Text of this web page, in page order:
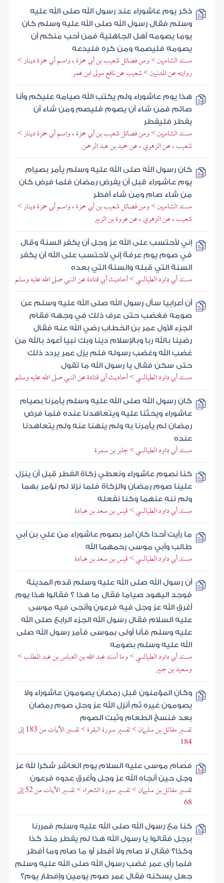
ذكر يوم عاشوراء عند رسول الله صلى الله عليه
وسلم فقال رسول الله صلى الله عليه وسلم كان
يوما يصومه أهل الجاهلية فمن أحب منكم أن
يصومه فليصمه ومن كره فليدعه
مسند الشاميين > ومن فضائل شعيب بن أبي حمزة ، واسم أبي حمزة دينار >
روايته عن المدنيين > شعيب عن نافع مولى ابن عمر
هذا يوم عاشوراء ولم يكتب الله صيامه عليكم وأنا
صائم فمن شاء أن يصوم فليصم ومن شاء أن
يفطر فليفطر
مسند الشاميين > ومن فضائل شعيب بن أبي حمزة ، واسم أبي حمزة دينار >
شعيب ، عن الزهري ، عن حميد بن عبد الرحمن
كان رسول الله صلى الله عليه وسلم يأمر بصيام
يوم عاشوراء قبل أن يفرض رمضان فلما فرض كان
من شاء صام ومن شاء أفطر
مسند الشاميين > ومن فضائل شعيب بن أبي حمزة ، واسم أبي حمزة دينار >
شعيب ، عن الزهري ، عن عروة بن الزبير
إني لأحتسب على الله عز وجل أن يكفر السنة وقال
في صوم يوم عرفة إني لأحتسب على الله أن يكفر
السنة التي قبله والسنة التي بعده
مسند أبي داود الطيالسي > أحاديث أبي قتادة عن النبي صلى الله عليه وسلم
أن أعرابيا سأل رسول الله صلى الله عليه وسلم عن
صومه فغضب حتى عرف ذلك في وجهه فقام
الجزء الأول عمر بن الخطاب رضي الله عنه فقال
رضينا بالله ربا وبالإسلام دينا وبك نبيا أعوذ بالله من
غضب الله وغضب رسوله فلم يزل عمر يردد ذلك
حتى سكن فقال يا رسول الله ما تقول
مسند أبي داود الطيالسي > أحاديث أبي قتادة عن النبي صلى الله عليه وسلم
كان رسول الله صلى الله عليه وسلم يأمرنا بصيام
عاشوراء ويحثنا عليه ويتعاهدنا عنده فلما فرض
رمضان لم يأمرنا به ولم ينهنا عنه ولم يتعاهدنا
عنده
مسند أبي داود الطيالسي > جابر بن سمرة
كنا نصوم عاشوراء ونعطي زكاة الفطر قبل أن ينزل
علينا صوم رمضان والزكاة فلما نزلا لم نؤمر بهما
ولم ننه عنهما وكنا نفعله
مسند أبي داود الطيالسي > قيس بن سعد بن عبادة
ما رأيت أحدا كان آمر بصوم عاشوراء من علي بن أبي
طالب وأبي موسى رحمهما الله
مسند أبي داود الطيالسي > قيس بن سعد بن عبادة
أن رسول الله صلى الله عليه وسلم قدم المدينة
فوجد اليهود صياما فقال ما هذا ؟ فقالوا هذا يوم
أغرق الله عز وجل فيه فرعون وأنجى فيه موسى
عليه السلام فقال رسول الله الجزء الرابع صلى الله
عليه وسلم فأنا أولى بموسى فأمر رسول الله صلى
الله عليه وسلم بصومه
مسند أبي داود الطيالسي > وما أسند عبد الله بن العباس بن عبد المطلب >
وسعيد بن جبير
وكان المؤمنون قبل رمضان يصومون عاشوراء ولا
يصومون غيره ثم أنزل الله عز وجل صوم رمضان
بعد فنسخ الطعام وثبت الصوم
تفسير مقاتل بن سليمان > تفسير سورة البقرة > تفسير الآيات من 183 إلى
184
فصام موسى عليه السلام يوم العاشر شكرا لله عز
وجل حين أنجاه الله عز وجل وأغرق عدوه فرعون
تفسير مقاتل بن سليمان > تفسير سورة الشعراء > تفسير الآيات من 52 إلى
68
كنا مع رسول الله صلى الله عليه وسلم فمررنا
برجل فقالوا يا رسول الله هذا لم يفطر منذ كذا
وكذا؟ فقال لا صام ولا أفطر أو ما صام وما أفطر
فلما رأى عمر غضب رسول الله صلى الله عليه وسلم
جعل يسكنه فقال عمر صوم يومين وإفطار يوم؟